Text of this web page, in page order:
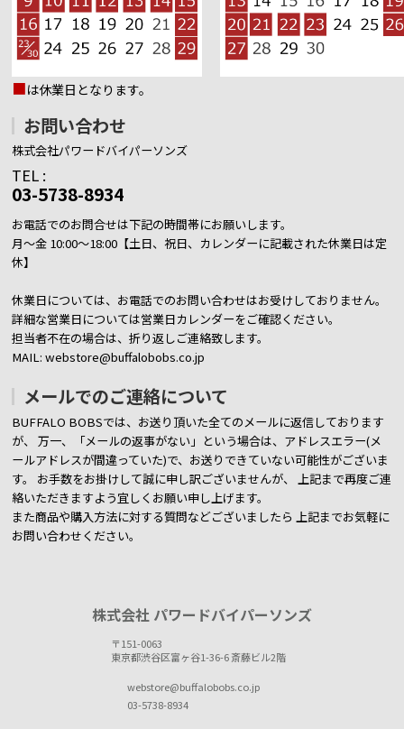
■は休業日となります。
お問い合わせ
株式会社パワードバイパーソンズ
TEL :
03-5738-8934
お電話でのお問合せは下記の時間帯にお願いします。
月～金 10:00～18:00【土日、祝日、カレンダーに記載された休業日は定
休】
休業日については、お電話でのお問い合わせはお受けしておりません。
詳細な営業日については営業日カレンダーをご確認ください。
担当者不在の場合は、折り返しご連絡致します。
MAIL: webstore@buffalobobs.co.jp
メールでのご連絡について
BUFFALO BOBSでは、お送り頂いた全てのメールに返信しております
が、
万一、「メールの返事がない」という場合は、アドレスエラー(メ
ールアドレスが間違っていた)で、お送りできていない可能性がございま
す。 お手数をお掛けして誠に申し訳ございませんが、 上記まで再度ご連
絡いただきますよう宜しくお願い申し上げます。
また商品や購入方法に対する質問などございましたら 上記までお気軽に
お問い合わせください。
株式会社 パワードバイパーソンズ
〒151-0063
東京都渋谷区富ヶ谷1-36-6 斎藤ビル2階
webstore@buffalobobs.co.jp
03-5738-8934